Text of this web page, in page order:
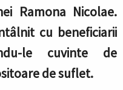
Ramona Nicolae.
cu beneficiarii
le cuvinte de
de suflet.